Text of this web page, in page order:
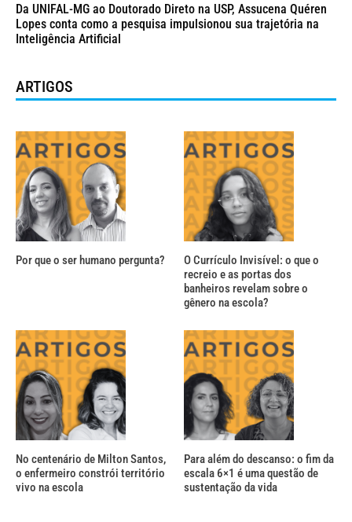
Da UNIFAL-MG ao Doutorado Direto na USP, Assucena Quéren
Lopes conta como a pesquisa impulsionou sua trajetória na
Inteligência Artificial
ARTIGOS
Por que o ser humano pergunta?
O Currículo Invisível: o que o
recreio e as portas dos
banheiros revelam sobre o
gênero na escola?
No centenário de Milton Santos,
o enfermeiro constrói território
vivo na escola
Para além do descanso: o fim da
escala 6×1 é uma questão de
sustentação da vida